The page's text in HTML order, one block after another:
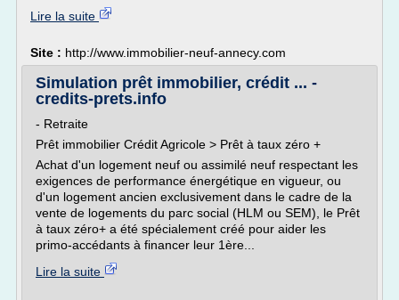
Lire la suite
Site : http://www.immobilier-neuf-annecy.com
Simulation prêt immobilier, crédit ... -
credits-prets.info
- Retraite
Prêt immobilier Crédit Agricole > Prêt à taux zéro +
Achat d'un logement neuf ou assimilé neuf respectant les
exigences de performance énergétique en vigueur, ou
d'un logement ancien exclusivement dans le cadre de la
vente de logements du parc social (HLM ou SEM), le Prêt
à taux zéro+ a été spécialement créé pour aider les
primo-accédants à financer leur 1ère...
Lire la suite